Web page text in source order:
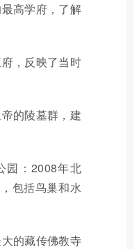
高学府，了解
，反映了当时
的陵墓群，建
园：2008年北
包括鸟巢和水
的藏传佛教寺